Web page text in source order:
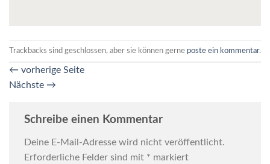
Trackbacks sind geschlossen, aber sie können gerne poste ein kommentar.
← vorherige Seite
Nächste →
Schreibe einen Kommentar
Deine E-Mail-Adresse wird nicht veröffentlicht.
Erforderliche Felder sind mit * markiert